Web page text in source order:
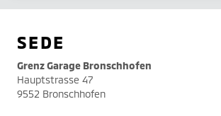
SEDE
Grenz Garage Bronschhofen
Hauptstrasse 47
9552 Bronschhofen